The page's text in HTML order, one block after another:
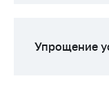
Упрощение